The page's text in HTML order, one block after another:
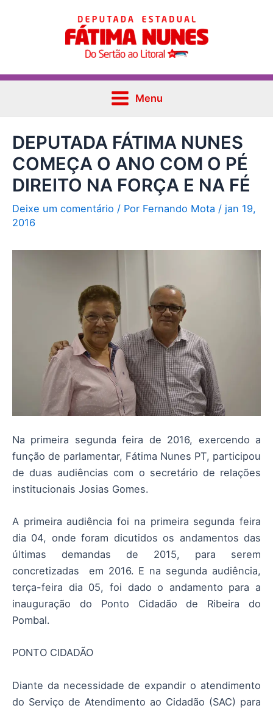
Main
Menu
Menu
DEPUTADA FÁTIMA NUNES
COMEÇA O ANO COM O PÉ
DIREITO NA FORÇA E NA FÉ
Deixe um comentário / Por Fernando Mota / jan 19,
2016
Na primeira segunda feira de 2016, exercendo a
função de parlamentar, Fátima Nunes PT, participou
de duas audiências com o secretário de relações
institucionais Josias Gomes.
A primeira audiência foi na primeira segunda feira
dia 04, onde foram dicutidos os andamentos das
últimas demandas de 2015, para serem
concretizadas em 2016. E na segunda audiência,
terça-feira dia 05, foi dado o andamento para a
inauguração do Ponto Cidadão de Ribeira do
Pombal.
PONTO CIDADÃO
Diante da necessidade de expandir o atendimento
do Serviço de Atendimento ao Cidadão (SAC) para